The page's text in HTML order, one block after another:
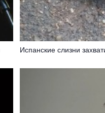
Испанские слизни